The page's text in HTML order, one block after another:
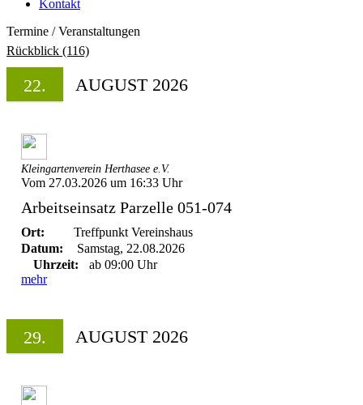
Kontakt
Termine / Veranstaltungen
Rückblick (116)
22. AUGUST 2026
Kleingartenverein Herthasee e.V.
Vom 27.03.2026 um 16:33 Uhr
Arbeitseinsatz Parzelle 051-074
Ort:
Treffpunkt Vereinshaus
Datum:
Samstag, 22.08.2026
Uhrzeit:
ab 09:00 Uhr
mehr
29. AUGUST 2026